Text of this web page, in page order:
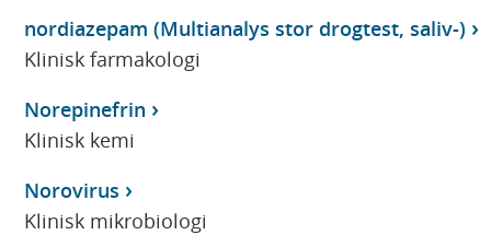
nordiazepam (Multianalys stor drogtest, saliv-)
Klinisk farmakologi
Norepinefrin
Klinisk kemi
Norovirus
Klinisk mikrobiologi